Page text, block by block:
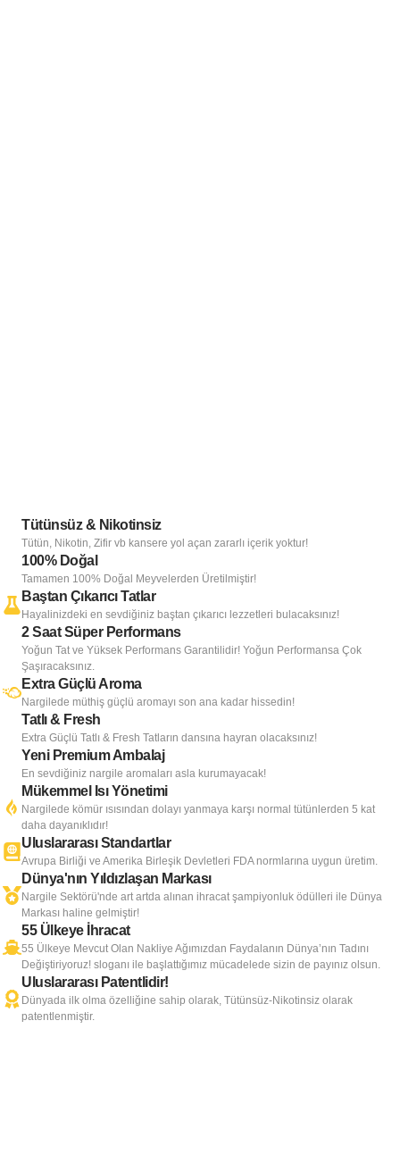
Tütünsüz & Nikotinsiz
Tütün, Nikotin, Zifir vb kansere yol açan zararlı içerik yoktur!
100% Doğal
Tamamen 100% Doğal Meyvelerden Üretilmiştir!
Baştan Çıkarıcı Tatlar
Hayalinizdeki en sevdiğiniz baştan çıkarıcı lezzetleri bulacaksınız!
2 Saat Süper Performans
Yoğun Tat ve Yüksek Performans Garantilidir! Yoğun Performansa Çok
Şaşıracaksınız.
Extra Güçlü Aroma
Nargilede müthiş güçlü aromayı son ana kadar hissedin!
Tatlı & Fresh
Extra Güçlü Tatlı & Fresh Tatların dansına hayran olacaksınız!
Yeni Premium Ambalaj
En sevdiğiniz nargile aromaları asla kurumayacak!
Mükemmel Isı Yönetimi
Nargilede kömür ısısından dolayı yanmaya karşı normal tütünlerden 5 kat
daha dayanıklıdır!
Uluslararası Standartlar
Avrupa Birliği ve Amerika Birleşik Devletleri FDA normlarına uygun üretim.
Dünya'nın Yıldızlaşan Markası
Nargile Sektörü'nde art artda alınan ihracat şampiyonluk ödülleri ile Dünya
Markası haline gelmiştir!
55 Ülkeye İhracat
55 Ülkeye Mevcut Olan Nakliye Ağımızdan Faydalanın Dünya’nın Tadını
Değiştiriyoruz! sloganı ile başlattığımız mücadelede sizin de payınız olsun.
Uluslararası Patentlidir!
Dünyada ilk olma özelliğine sahip olarak, Tütünsüz-Nikotinsiz olarak
patentlenmiştir.